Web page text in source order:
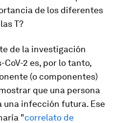
de los diferentes
T?
de la investigación
2 es, por lo tanto,
(o componentes)
que una persona
infección futura. Ese
"correlato de